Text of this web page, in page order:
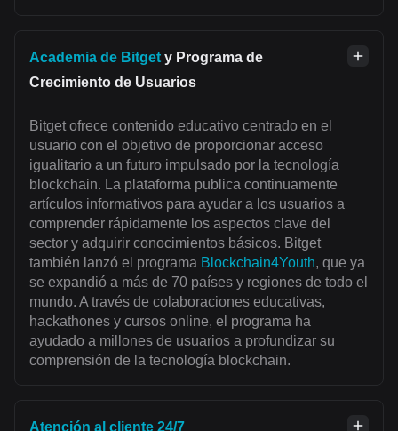
Academia de Bitget y Programa de
Crecimiento de Usuarios
Bitget ofrece contenido educativo centrado en el
usuario con el objetivo de proporcionar acceso
igualitario a un futuro impulsado por la tecnología
blockchain. La plataforma publica continuamente
artículos informativos para ayudar a los usuarios a
comprender rápidamente los aspectos clave del
sector y adquirir conocimientos básicos. Bitget
también lanzó el programa Blockchain4Youth, que ya
se expandió a más de 70 países y regiones de todo el
mundo. A través de colaboraciones educativas,
hackathones y cursos online, el programa ha
ayudado a millones de usuarios a profundizar su
comprensión de la tecnología blockchain.
Atención al cliente 24/7